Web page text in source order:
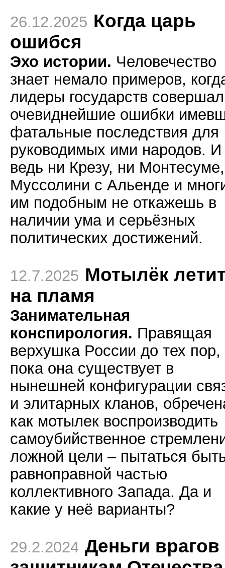
26.12.2025 Когда царь
ошибся
Эхо истории. Человечество
знает немало примеров,
лидеры государств
очевиднейшие ошибки
фатальные последствия для
руководимых ими народов. И
ведь ни Крезу, ни
Муссолини с Альенде и
им подобным не откажешь в
наличии ума и серьёзных
политических достижений.
12.7.2025 Мотылёк
на пламя
Занимательная
конспирология. Правящая
верхушка России до тех пор,
пока она существует в
нынешней конфигурации
и элитарных кланов,
как мотылек воспроизводить
самоубийственное
ложной цели – пытаться
равноправной частью
коллективного Запада. Да и
какие у неё варианты?
29.2.2024 Деньги врагов